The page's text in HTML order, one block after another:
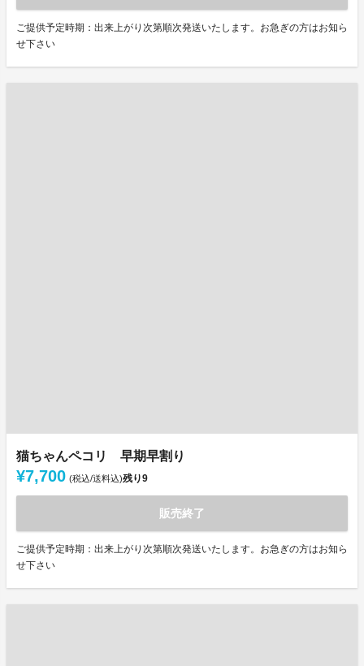
ご提供予定時期：出来上がり次第順次発送いたします。お急ぎの方はお知ら
せ下さい
猫ちゃんペコリ 早期早割り
¥7,700 (税込/送料込)残り9
販売終了
ご提供予定時期：出来上がり次第順次発送いたします。お急ぎの方はお知ら
せ下さい